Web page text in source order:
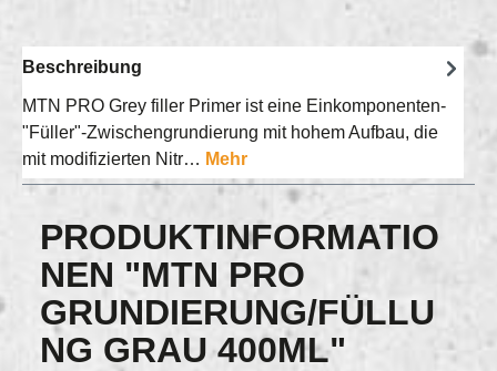
Beschreibung
MTN PRO Grey filler Primer ist eine Einkomponenten-
"Füller"-Zwischengrundierung mit hohem Aufbau, die
mit modifizierten Nitr… Mehr
PRODUKTINFORMATIO
NEN "MTN PRO
GRUNDIERUNG/FÜLLU
NG GRAU 400ML"